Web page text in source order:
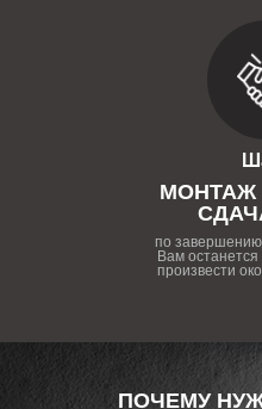
МОНТАЖ
по
Вам останется
произвести
ПОЧЕМУ